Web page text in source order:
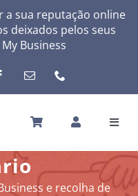
a sua reputação online
deixados pelos seus
Business
e recolha de